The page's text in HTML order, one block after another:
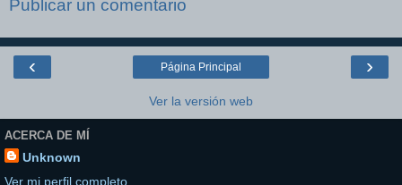
Publicar un comentario
‹ ›
Página Principal
Ver la versión web
ACERCA DE MÍ
Unknown
Ver mi perfil completo